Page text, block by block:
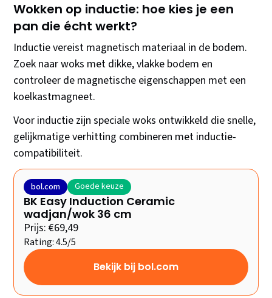
Wokken op inductie: hoe kies je een
pan die écht werkt?
Inductie vereist magnetisch materiaal in de bodem.
Zoek naar woks met dikke, vlakke bodem en
controleer de magnetische eigenschappen met een
koelkastmagneet.
Voor inductie zijn speciale woks ontwikkeld die snelle,
gelijkmatige verhitting combineren met inductie-
compatibiliteit.
bol.com Goede keuze
BK Easy Induction Ceramic
wadjan/wok 36 cm
Prijs: €69,49
Rating: 4.5/5
Bekijk bij bol.com